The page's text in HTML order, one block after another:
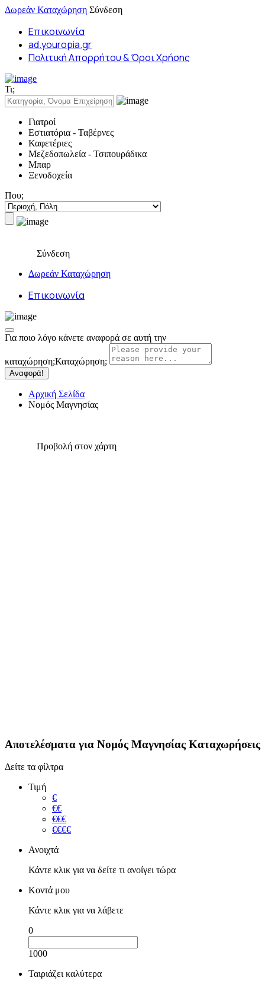
Δωρεάν Καταχώρηση Σύνδεση
Επικοινωνία
ad.youropia.gr
Πολιτική Απορρήτου & Όροι Χρήσης
Τι;
Γιατροί
Εστιατόρια - Ταβέρνες
Καφετέριες
Μεζεδοπωλεία - Τσιπουράδικα
Μπαρ
Ξενοδοχεία
Που;
Σύνδεση
Δωρεάν Καταχώρηση
Επικοινωνία
Για ποιο λόγο κάνετε αναφορά σε αυτή την
καταχώρηση;Καταχώρηση;
Αναφορά!
Αρχική Σελίδα
Νομός Μαγνησίας
Προβολή στον χάρτη
Αποτελέσματα για Νομός Μαγνησίας Καταχωρήσεις
Δείτε τα φίλτρα
Τιμή
€
€€
€€€
€€€€
Ανοιχτά
Κάντε κλικ για να δείτε τι ανοίγει τώρα
Κοντά μου
Κάντε κλικ για να λάβετε
0
1000
Ταιριάζει καλύτερα